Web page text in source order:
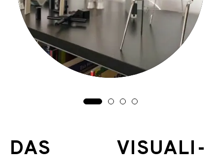
Zielgruppen erstellen wir
ganzheitliche Bilderwelten.
DAS
VISUALI-